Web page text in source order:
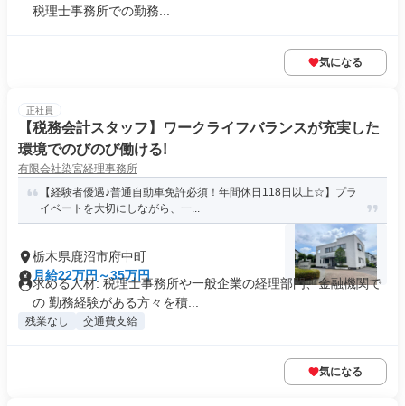
税理士事務所での勤務...
気になる
正社員
【税務会計スタッフ】ワークライフバランスが充実した
環境でのびのび働ける!
有限会社染宮経理事務所
【経験者優遇♪普通自動車免許必須！年間休日118日以上☆】プラ
イベートを大切にしながら、一...
栃木県鹿沼市府中町
月給22万円～35万円
求める人材: 税理士事務所や一般企業の経理部門、金融機関で
の 勤務経験がある方々を積...
残業なし 交通費支給
気になる